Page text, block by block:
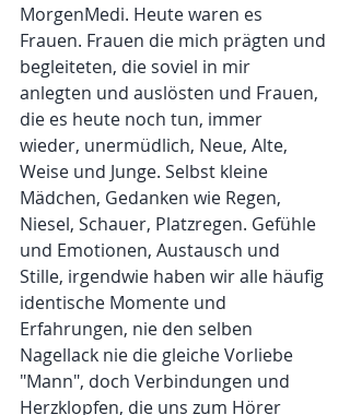
MorgenMedi. Heute waren es
Frauen. Frauen die mich prägten und
begleiteten, die soviel in mir
anlegten und auslösten und Frauen,
die es heute noch tun, immer
wieder, unermüdlich, Neue, Alte,
Weise und Junge. Selbst kleine
Mädchen, Gedanken wie Regen,
Niesel, Schauer, Platzregen. Gefühle
und Emotionen, Austausch und
Stille, irgendwie haben wir alle häufig
identische Momente und
Erfahrungen, nie den selben
Nagellack nie die gleiche Vorliebe
"Mann", doch Verbindungen und
Herzklopfen, die uns zum Hörer